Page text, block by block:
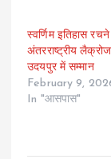
स्वर्णिम इतिहास
अंतरराष्ट्रीय
उदयपुर में सम्मान
February 9,
In "आसपास"